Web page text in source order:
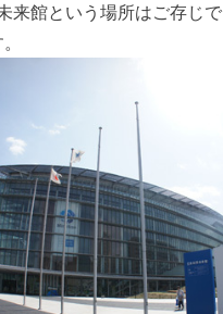
来館という場所はご存じで